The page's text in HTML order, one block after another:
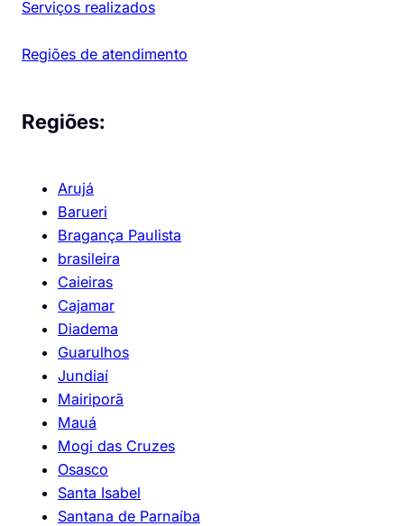
Serviços realizados
Regiões de atendimento
Regiões:
Arujá
Barueri
Bragança Paulista
brasileira
Caieiras
Cajamar
Diadema
Guarulhos
Jundiaí
Mairiporã
Mauá
Mogi das Cruzes
Osasco
Santa Isabel
Santana de Parnaíba